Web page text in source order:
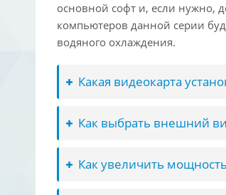
основной софт и, если нужно,
компьютеров данной серии
водяного охлаждения.
Какая видеокарта
Как выбрать внешний
Как увеличить